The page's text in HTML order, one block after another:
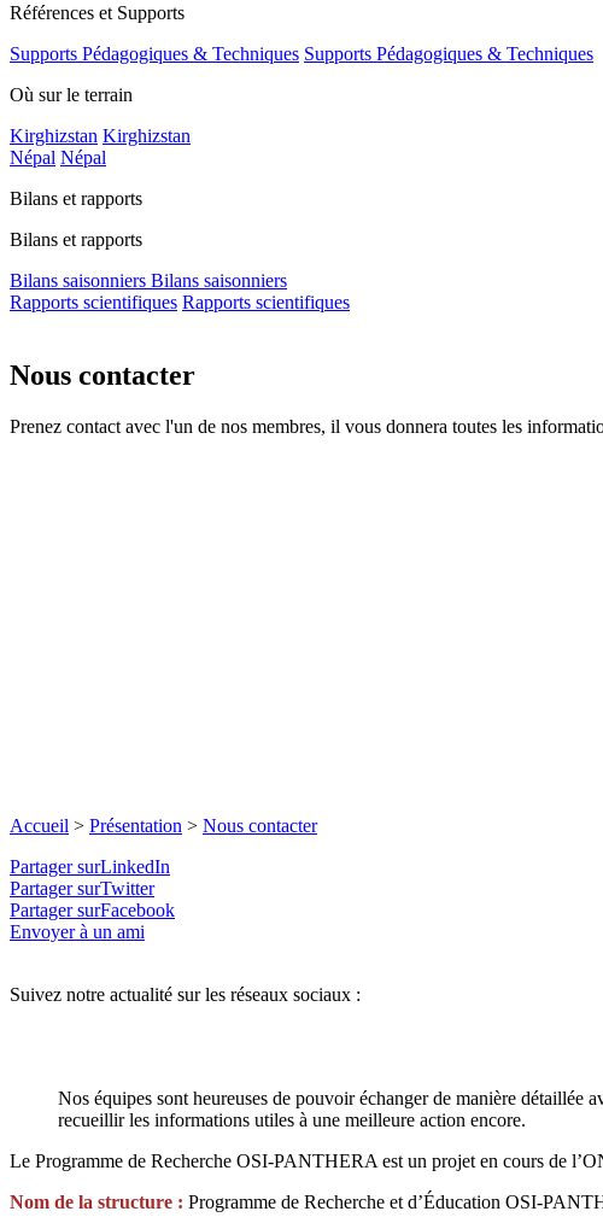
Références et Supports
Supports Pédagogiques & Techniques Supports Pédagogiques & Techniques
Où sur le terrain
Kirghizstan Kirghizstan
Népal Népal
Bilans et rapports
Bilans et rapports
Bilans saisonniers Bilans saisonniers
Rapports scientifiques Rapports scientifiques
Nous contacter
Prenez contact avec l'un de nos membres, il vous donnera toutes les
Accueil > Présentation > Nous contacter
Partager surLinkedIn
Partager surTwitter
Partager surFacebook
Envoyer à un ami
Suivez notre actualité sur les réseaux sociaux :
Nos équipes sont heureuses de pouvoir échanger de manière
recueillir les informations utiles à une meilleure action encore.
Le Programme de Recherche OSI-PANTHERA est un projet en cours de
Nom de la structure : Programme de Recherche et d’Éducation OSI-